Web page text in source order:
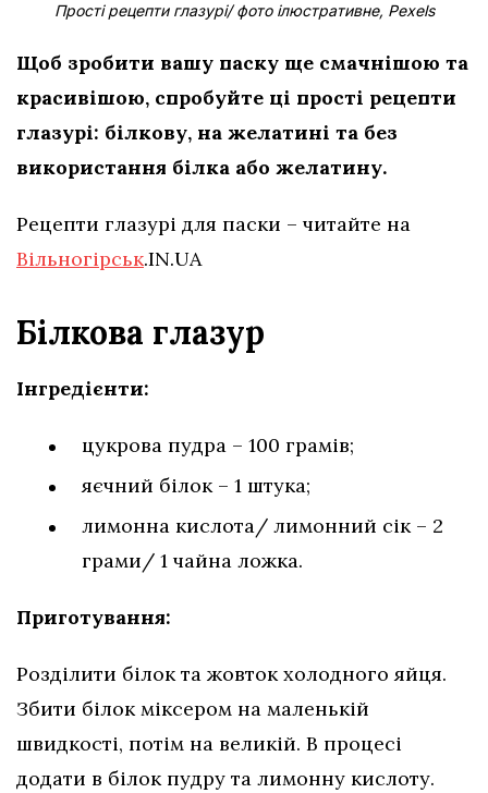
Прості рецепти глазурі/ фото ілюстративне, Pexels
Щоб зробити вашу паску ще смачнішою та
красивішою, спробуйте ці прості рецепти
глазурі: білкову, на желатині та без
використання білка або желатину.
Рецепти глазурі для паски – читайте на
Вільногірськ.IN.UA
Білкова глазур
Інгредієнти:
цукрова пудра – 100 грамів;
яєчний білок – 1 штука;
лимонна кислота/ лимонний сік – 2
грами/ 1 чайна ложка.
Приготування:
Розділити білок та жовток холодного яйця.
Збити білок міксером на маленькій
швидкості, потім на великій. В процесі
додати в білок пудру та лимонну кислоту.